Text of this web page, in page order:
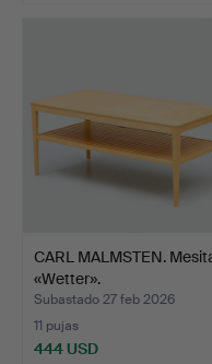
CARL MALMSTEN.
«Wetter».
Subastado 27 feb 2026
11 pujas
444 USD